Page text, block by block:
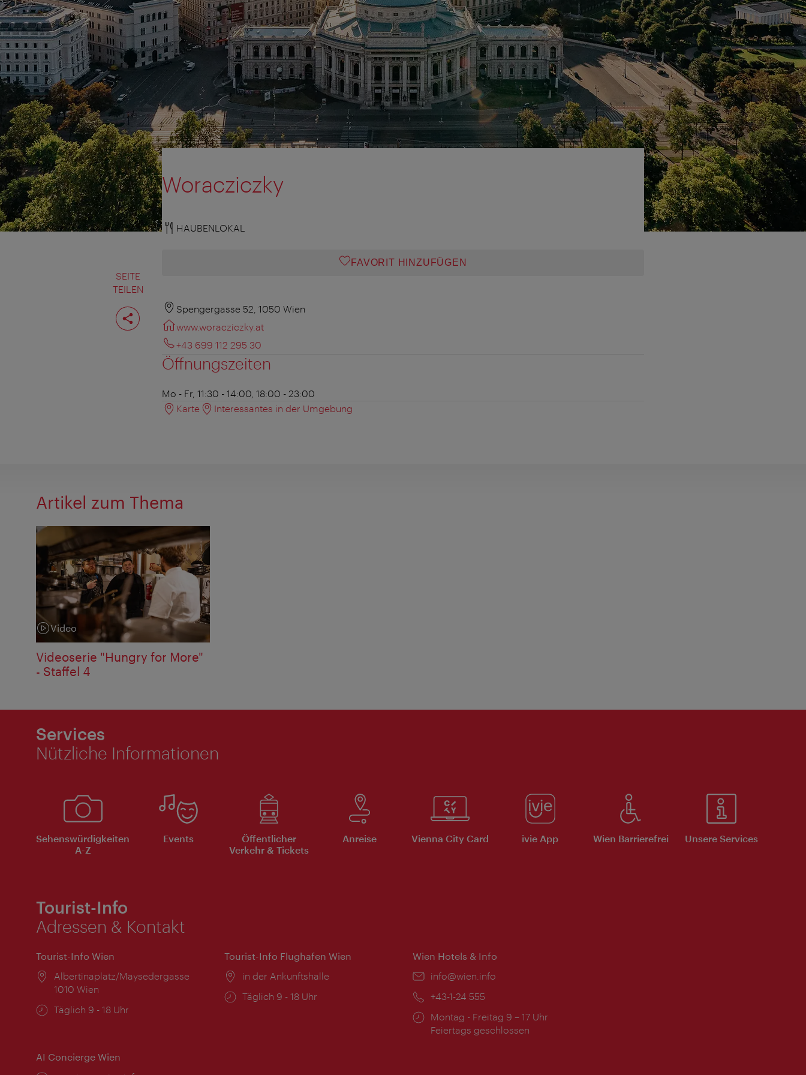
SEITE
TEILEN
Seite
teilen
Woracziczky
HAUBENLOKAL
FAVORIT HINZUFÜGEN
Spengergasse 52, 1050 Wien
www.woracziczky.at
+43 699 112 295 30
Öffnungszeiten
Mo - Fr, 11:30 - 14:00, 18:00 - 23:00
Karte
Interessantes in der Umgebung
Artikel zum Thema
Kategorie:
Video
Videoserie "Hungry for More"
- Staffel 4
Services
Nützliche Informationen
Sehenswürdigkeiten
A-Z
Events
Öffentlicher
Verkehr & Tickets
Anreise Vienna City Card ivie App Wien Barrierefrei Unsere Services
Tourist-Info
Adressen & Kontakt
Tourist-Info Wien
Ort:
Albertinaplatz/Maysedergasse
1010 Wien
Öffnungszeiten:
Täglich 9 - 18 Uhr
Tourist-Info Flughafen Wien
Ort:
in der Ankunftshalle
Öffnungszeiten:
Täglich 9 - 18 Uhr
Wien Hotels & Info
Email:
info@wien.info
Telefon:
+43-1-24 555
Öffnungszeiten:
Montag - Freitag 9 – 17 Uhr
Feiertags geschlossen
AI Concierge Wien